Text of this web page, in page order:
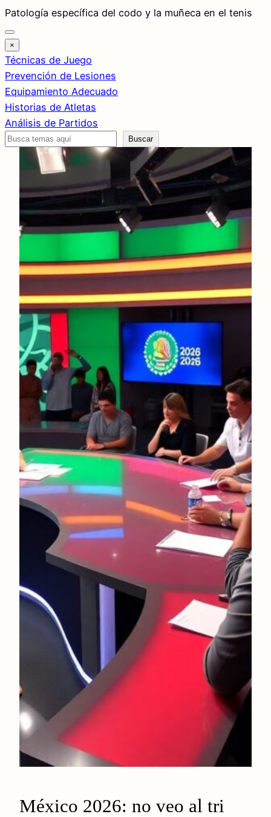
Saltar
al
contenido
Patología específica del codo y la muñeca en el tenis
×
Técnicas de Juego
Prevención de Lesiones
Equipamiento Adecuado
Historias de Atletas
Análisis de Partidos
Buscar
Buscar
México 2026: no veo al tri